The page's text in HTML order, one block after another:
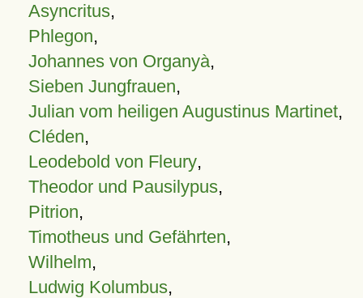
Asyncritus,
Phlegon,
Johannes von Organyà,
Sieben Jungfrauen,
Julian vom heiligen Augustinus Martinet,
Cléden,
Leodebold von Fleury,
Theodor und Pausilypus,
Pitrion,
Timotheus und Gefährten,
Wilhelm,
Ludwig Kolumbus,